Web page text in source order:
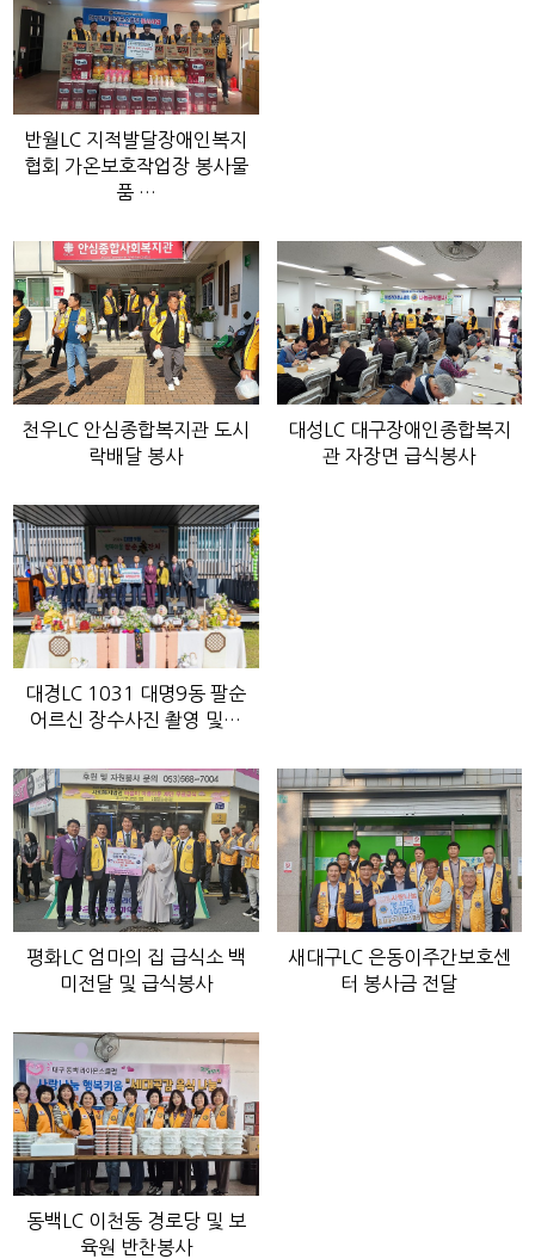
반월LC 지적발달장애인복지
협회 가온보호작업장 봉사물
품 …
천우LC 안심종합복지관 도시
락배달 봉사
대성LC 대구장애인종합복지
관 자장면 급식봉사
대경LC 1031 대명9동 팔순
어르신 장수사진 촬영 및…
평화LC 엄마의 집 급식소 백
미전달 및 급식봉사
새대구LC 은동이주간보호센
터 봉사금 전달
동백LC 이천동 경로당 및 보
육원 반찬봉사